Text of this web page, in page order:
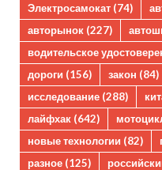
Электросамокат (74)
авторынок (227)
водительское
дороги (156) закон (84)
исследование (288)
лайфхак (642)
новые технологии (82)
разное (125)